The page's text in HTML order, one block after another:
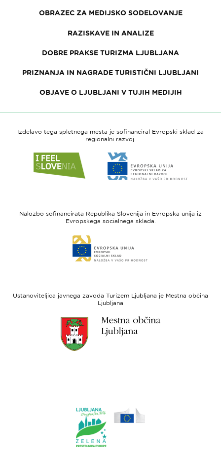
OBRAZEC ZA MEDIJSKO SODELOVANJE
RAZISKAVE IN ANALIZE
DOBRE PRAKSE TURIZMA LJUBLJANA
PRIZNANJA IN NAGRADE TURISTIČNI LJUBLJANI
OBJAVE O LJUBLJANI V TUJIH MEDIJIH
Izdelavo tega spletnega mesta je sofinanciral Evropski sklad za
regionalni razvoj.
do
spletne
Slovenia
do
spletne
-
regionalni
Naložbo sofinancirata Republika Slovenija in Evropska unija iz
Evropskega socialnega sklada.
do
spletne
sklad
Ustanoviteljica javnega zavoda Turizem Ljubljana je Mestna občina
Ljubljana